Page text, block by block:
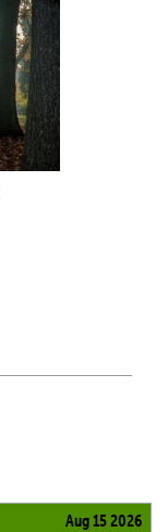
Aug 15 2026